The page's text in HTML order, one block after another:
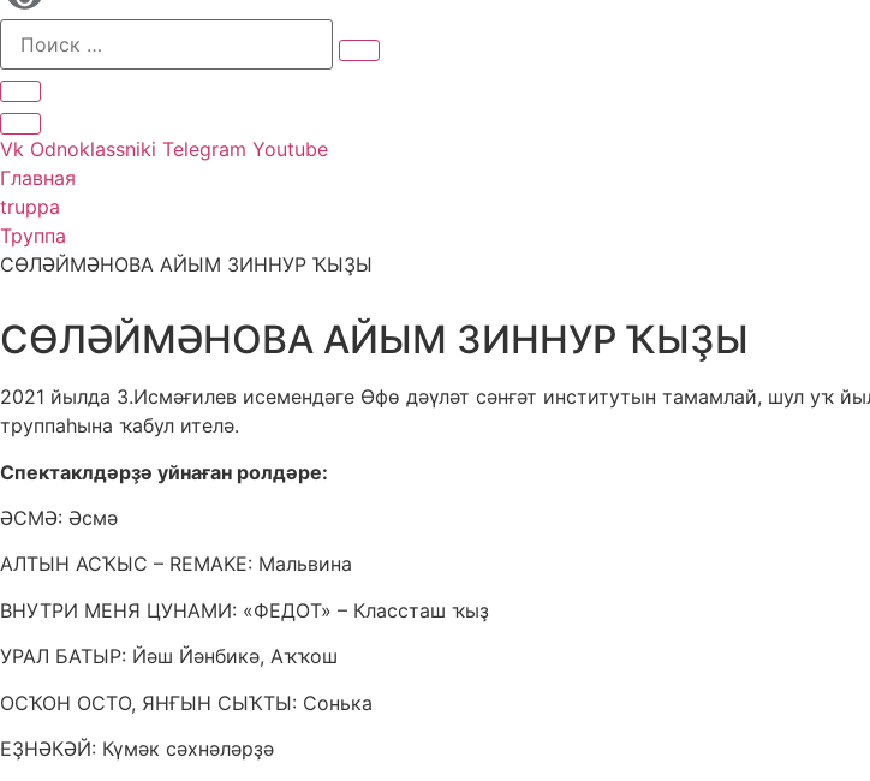
Vk Odnoklassniki Telegram Youtube
Главная
truppa
Труппа
СӨЛӘЙМӘНОВА АЙЫМ ЗИННУР ҠЫҘЫ
СӨЛӘЙМӘНОВА АЙЫМ ЗИННУР ҠЫҘЫ
2021 йылда З.Исмәғилев исемендәге Өфө дәүләт сәнғәт институтын тамамлай, шул уҡ
труппаһына ҡабул ителә.
Спектаклдәрҙә уйнаған ролдәре:
ӘСМӘ: Әсмә
АЛТЫН АСҠЫС – REMAKE: Мальвина
ВНУТРИ МЕНЯ ЦУНАМИ: «ФЕДОТ» – Классташ ҡыҙ
УРАЛ БАТЫР: Йәш Йәнбикә, Аҡҡош
ОСҠОН ОСТО, ЯНҒЫН СЫҠТЫ: Сонька
ЕҘНӘКӘЙ: Күмәк сәхнәләрҙә